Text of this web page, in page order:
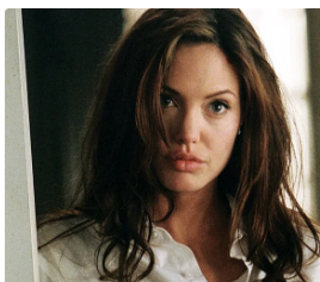
.
र
.
आ
ई
.
चा
य